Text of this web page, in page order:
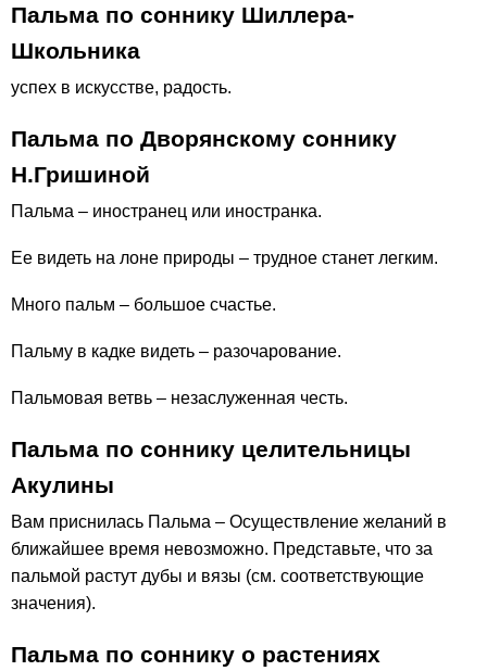
Пальма по соннику Шиллера-
Школьника
успех в искусстве, радость.
Пальма по Дворянскому соннику
Н.Гришиной
Пальма – иностранец или иностранка.
Ее видеть на лоне природы – трудное станет легким.
Много пальм – большое счастье.
Пальму в кадке видеть – разочарование.
Пальмовая ветвь – незаслуженная честь.
Пальма по соннику целительницы
Акулины
Вам приснилась Пальма – Осуществление желаний в
ближайшее время невозможно. Представьте, что за
пальмой растут дубы и вязы (см. соответствующие
значения).
Пальма по соннику о растениях